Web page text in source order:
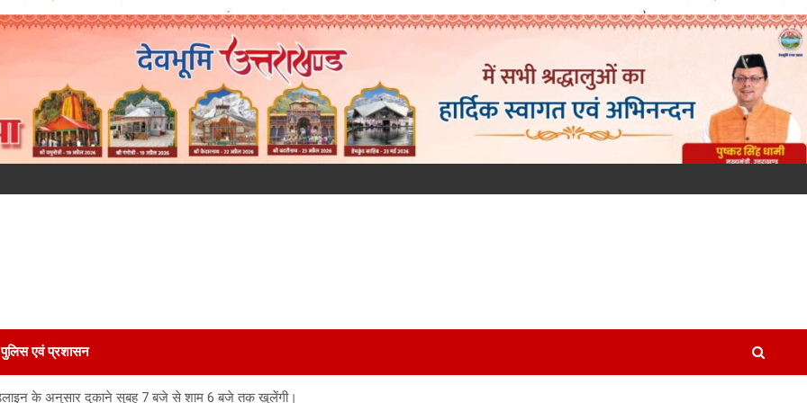
पुलिस एवं प्रशासन
के अनुसार दुकाने सुबह 7 बजे से शाम 6 बजे तक खुलेंगी।